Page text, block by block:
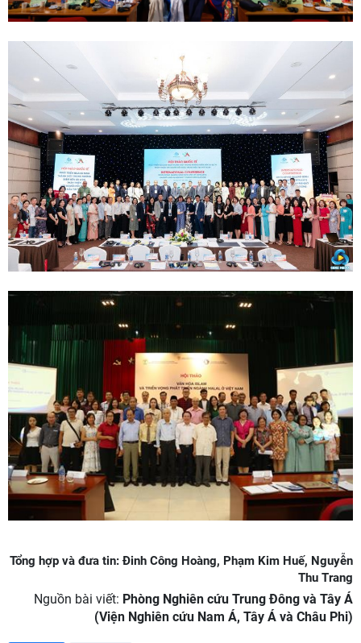
Tổng hợp và đưa tin: Đinh Công Hoàng, Phạm Kim Huế, Nguyễn
Thu Trang
Nguồn bài viết: Phòng Nghiên cứu Trung Đông và Tây Á
(Viện Nghiên cứu Nam Á, Tây Á và Châu Phi)